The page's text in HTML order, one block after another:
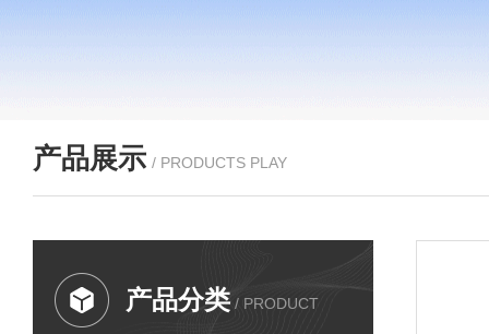
产品展示 / PRODUCTS PLAY
产品分类 / PRODUCT